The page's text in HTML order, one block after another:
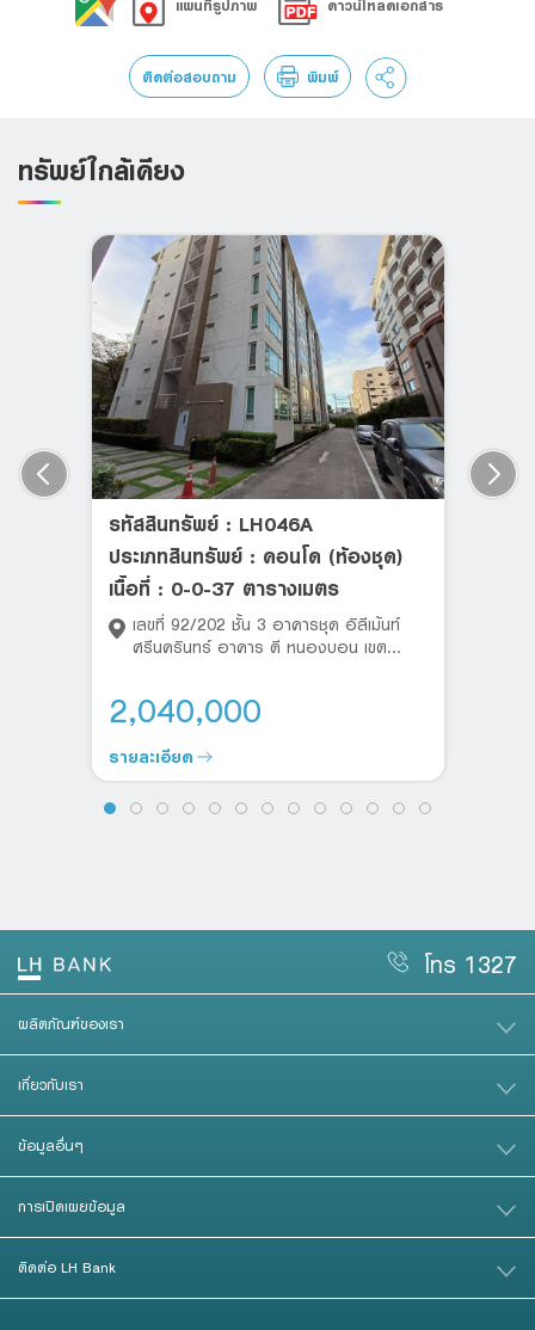
แผนที่รูปภาพ ดาวน์โหลดเอกสาร
ติดต่อสอบถาม พิมพ์
ทรัพย์ใกล้เคียง
รหัสสินทรัพย์ : LH046A
ประเภทสินทรัพย์ : คอนโด (ห้องชุด)
เนื้อที่ : 0-0-37 ตารางเมตร
เลขที่ 92/202 ชั้น 3 อาคารชุด อิลีเม้นท์
ศรีนครินทร์ อาคาร ดี หนองบอน เขต
2,040,000
รายละเอียด
มีสิทธิที่จะขายสินทรัพย์ให้แก่ผู้เสนอซื้อหรือไม่ก็ได้ หรือในกรณีที่มี
บุคคลอื่นเสนอซื้อสินทรัพย์ในเวลาใกล้เคียงกับการเสนอซื้อของผู้
จะขายสินทรัพย์ด้วยวิธีการประกวดราคา โดยในกรณีที่ธนาคารฯ
ไม่ตกลงขายสินทรัพย์ให้แก่ผู้เสนอซื้อ หรือผู้เสนอซื้อมิได้เป็นผู้ชนะ
การประกวดราคา (แล้วแต่กรณี) ผู้เสนอซื้อตกลงยอมรับเงิน
ประกันการปฏิบัติตามคำเสนอซื้อที่มอบให้ไว้กับธนาคารฯ ตามข้อ 2.
คืนโดยไม่มีดอกเบี้ย และให้ถือว่าคำเสนอนี้เป็นอันสิ้นผลผูกพันทันที
โดยผู้เสนอซื้อจะไม่เรียกร้องค่าเสียหายใดๆ จากธนาคารฯ แต่อย่าง
ใดทั้งสิ้น
ยอมรับเงื่อนไขการจองซื้อทรัพย์
ส่งข้อมูล
โทร 1327
ผลิตภัณฑ์ของเรา
เกี่ยวกับเรา
ข้อมูลอื่นๆ
การเปิดเผยข้อมูล
ติดต่อ LH Bank